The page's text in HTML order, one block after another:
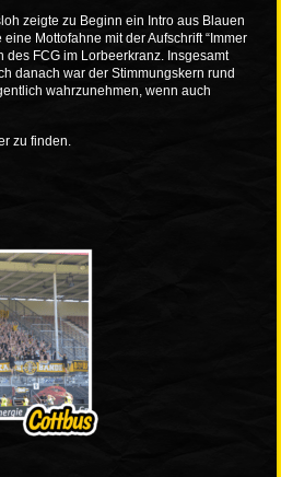
zeigte zu Beginn ein Intro aus Blauen
Mottofahne mit der Aufschrift “Immer
des FCG im Lorbeerkranz. Insgesamt
danach war der Stimmungskern rund
wahrzunehmen, wenn auch
zu finden.